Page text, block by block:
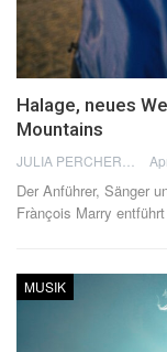
Halage, neues
Mountains
Der Anführer, Sänger
Frànçois Marry
MUSIK